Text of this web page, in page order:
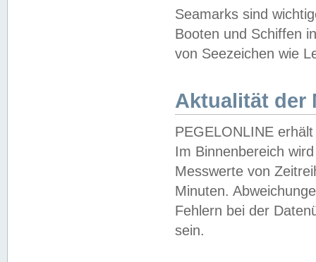
Seamarks sind
Booten und Schiffen
von Seezeichen wie
Aktualität der
PEGELONLINE
Im Binnenbereich
Messwerte von
Minuten.
Fehlern bei der
sein.